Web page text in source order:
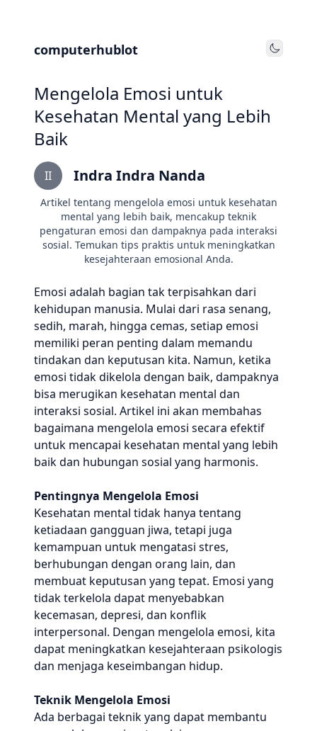
computerhublot Toggle
Mengelola Emosi untuk
Kesehatan Mental yang Lebih
Baik
II Indra Indra Nanda
Artikel tentang mengelola emosi untuk kesehatan
mental yang lebih baik, mencakup teknik
pengaturan emosi dan dampaknya pada interaksi
sosial. Temukan tips praktis untuk meningkatkan
kesejahteraan emosional Anda.
Emosi adalah bagian tak terpisahkan dari
kehidupan manusia. Mulai dari rasa senang,
sedih, marah, hingga cemas, setiap emosi
memiliki peran penting dalam memandu
tindakan dan keputusan kita. Namun, ketika
emosi tidak dikelola dengan baik, dampaknya
bisa merugikan kesehatan mental dan
interaksi sosial. Artikel ini akan membahas
bagaimana mengelola emosi secara efektif
untuk mencapai kesehatan mental yang lebih
baik dan hubungan sosial yang harmonis.
Pentingnya Mengelola Emosi
Kesehatan mental tidak hanya tentang
ketiadaan gangguan jiwa, tetapi juga
kemampuan untuk mengatasi stres,
berhubungan dengan orang lain, dan
membuat keputusan yang tepat. Emosi yang
tidak terkelola dapat menyebabkan
kecemasan, depresi, dan konflik
interpersonal. Dengan mengelola emosi, kita
dapat meningkatkan kesejahteraan psikologis
dan menjaga keseimbangan hidup.
Teknik Mengelola Emosi
Ada berbagai teknik yang dapat membantu